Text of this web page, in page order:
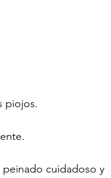
piojos.
cuidadoso y